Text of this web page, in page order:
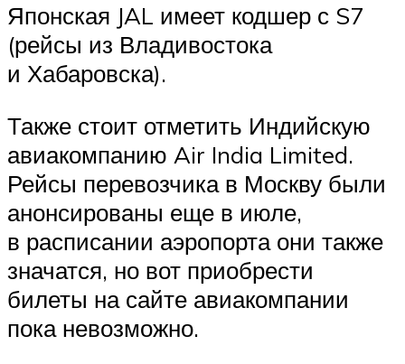
Японская JAL имеет кодшер с S7
(рейсы из Владивостока
и Хабаровска).
Также стоит отметить Индийскую
авиакомпанию Air India Limited.
Рейсы перевозчика в Москву были
анонсированы еще в июле,
в расписании аэропорта они также
значатся, но вот приобрести
билеты на сайте авиакомпании
пока невозможно.